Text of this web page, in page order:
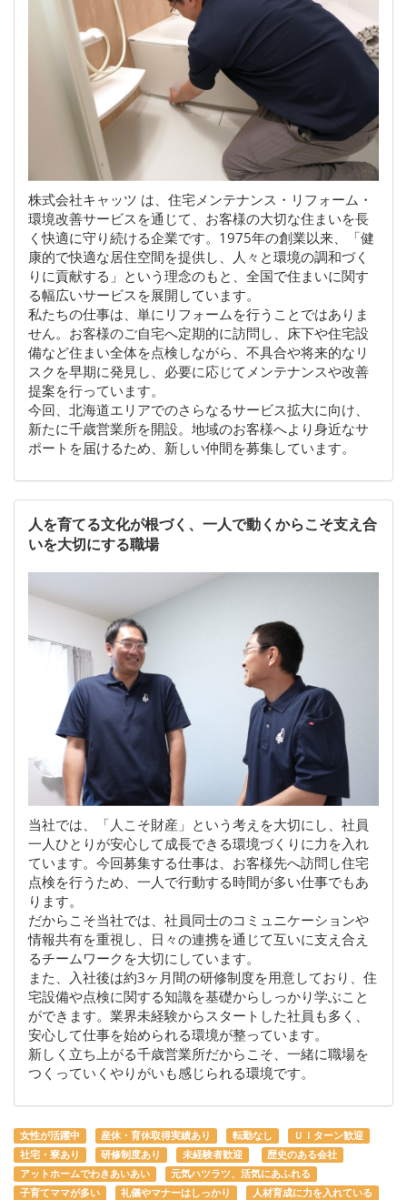
株式会社キャッツ は、住宅メンテナンス・リフォーム・
環境改善サービスを通じて、お客様の大切な住まいを長
く快適に守り続ける企業です。1975年の創業以来、「健
康的で快適な居住空間を提供し、人々と環境の調和づく
りに貢献する」という理念のもと、全国で住まいに関す
る幅広いサービスを展開しています。
私たちの仕事は、単にリフォームを行うことではありま
せん。お客様のご自宅へ定期的に訪問し、床下や住宅設
備など住まい全体を点検しながら、不具合や将来的なリ
スクを早期に発見し、必要に応じてメンテナンスや改善
提案を行っています。
今回、北海道エリアでのさらなるサービス拡大に向け、
新たに千歳営業所を開設。地域のお客様へより身近なサ
ポートを届けるため、新しい仲間を募集しています。
人を育てる文化が根づく、一人で動くからこそ支え合
いを大切にする職場
当社では、「人こそ財産」という考えを大切にし、社員
一人ひとりが安心して成長できる環境づくりに力を入れ
ています。今回募集する仕事は、お客様先へ訪問し住宅
点検を行うため、一人で行動する時間が多い仕事でもあ
ります。
だからこそ当社では、社員同士のコミュニケーションや
情報共有を重視し、日々の連携を通じて互いに支え合え
るチームワークを大切にしています。
また、入社後は約3ヶ月間の研修制度を用意しており、住
宅設備や点検に関する知識を基礎からしっかり学ぶこと
ができます。業界未経験からスタートした社員も多く、
安心して仕事を始められる環境が整っています。
新しく立ち上がる千歳営業所だからこそ、一緒に職場を
つくっていくやりがいも感じられる環境です。
女性が活躍中 産休・育休取得実績あり 転勤なし
ＵＩターン歓迎
社宅・寮あり
研修制度あり 未経験者歓迎
歴史のある会社
アットホームでわきあいあい
元気ハツラツ、活気にあふれる
子育てママが多い
礼儀やマナーはしっかり 人材育成に力を入れている